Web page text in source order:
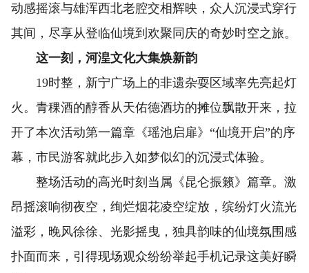
动感摇滚与雄浑西北老腔交相辉映，众人沉浸式穿行
其间，尽享从登临仙境到欢聚同庆的奇妙时空之旅。
这一刻，河湟文化大集焕新韵
19时整，新宁广场上的非遗杂耍区域率先亮起灯
火。青稞酒的醇香从天佑德酒坊的摊位飘散开来，拉
开了本次活动第一篇章《瑶池启扉》“仙境开启”的序
幕，市民游客就此步入如梦似幻的沉浸式体验。
整场活动的高光时刻当属《昆仑振籁》篇章。激
昂摇滚响彻夜空，绚烂烟花凌空绽放，缤纷灯火流光
溢彩，晚风徐徐、光影摇曳，独具韵味的仙境氛围感
扑面而来，引得现场观众纷纷举起手机记录这美好瞬